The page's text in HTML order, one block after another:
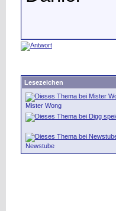
Lesezeichen
Mister Wong
Newstube